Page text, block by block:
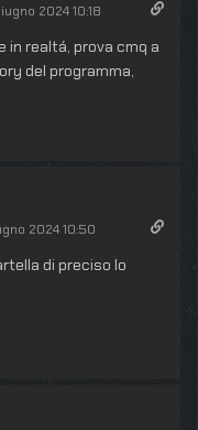
2024 10:18
in realtá, prova cmq a
del programma,
2024 10:50
di preciso lo